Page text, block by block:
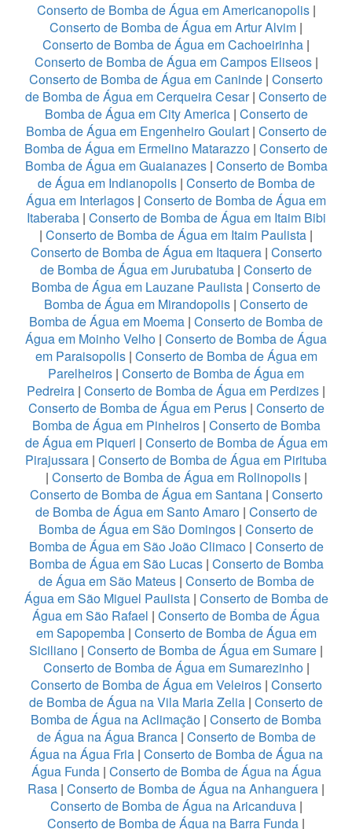
Conserto de Bomba de Água em Americanopolis |
Conserto de Bomba de Água em Artur Alvim |
Conserto de Bomba de Água em Cachoeirinha |
Conserto de Bomba de Água em Campos Eliseos |
Conserto de Bomba de Água em Caninde | Conserto
de Bomba de Água em Cerqueira Cesar| Conserto de
Bomba de Água em City America | Conserto de
Bomba de Água em Engenheiro Goulart | Conserto de
Bomba de Água em Ermelino Matarazzo | Conserto de
Bomba de Água em Guaianazes| Conserto de Bomba
de Água em Indianopolis| Conserto de Bomba de
Água em Interlagos | Conserto de Bomba de Água em
Itaberaba| Conserto de Bomba de Água em Itaim Bibi
| Conserto de Bomba de Água em Itaim Paulista |
Conserto de Bomba de Água em Itaquera| Conserto
de Bomba de Água em Jurubatuba | Conserto de
Bomba de Água em Lauzane Paulista | Conserto de
Bomba de Água em Mirandopolis | Conserto de
Bomba de Água em Moema | Conserto de Bomba de
Água em Moinho Velho | Conserto de Bomba de Água
em Paraisopolis| Conserto de Bomba de Água em
Parelheiros | Conserto de Bomba de Água em
Pedreira | Conserto de Bomba de Água em Perdizes |
Conserto de Bomba de Água em Perus| Conserto de
Bomba de Água em Pinheiros| Conserto de Bomba
de Água em Piqueri | Conserto de Bomba de Água em
Pirajussara | Conserto de Bomba de Água em Pirituba
| Conserto de Bomba de Água em Rolinopolis|
Conserto de Bomba de Água em Santana| Conserto
de Bomba de Água em Santo Amaro| Conserto de
Bomba de Água em São Domingos | Conserto de
Bomba de Água em São João Climaco| Conserto de
Bomba de Água em São Lucas| Conserto de Bomba
de Água em São Mateus | Conserto de Bomba de
Água em São Miguel Paulista| Conserto de Bomba de
Água em São Rafael | Conserto de Bomba de Água
em Sapopemba | Conserto de Bomba de Água em
Siciliano | Conserto de Bomba de Água em Sumare |
Conserto de Bomba de Água em Sumarezinho|
Conserto de Bomba de Água em Veleiros| Conserto
de Bomba de Água na Vila Maria Zelia | Conserto de
Bomba de Água na Aclimação | Conserto de Bomba
de Água na Água Branca| Conserto de Bomba de
Água na Água Fria| Conserto de Bomba de Água na
Água Funda| Conserto de Bomba de Água na Água
Rasa | Conserto de Bomba de Água na Anhanguera |
Conserto de Bomba de Água na Aricanduva|
Conserto de Bomba de Água na Barra Funda |